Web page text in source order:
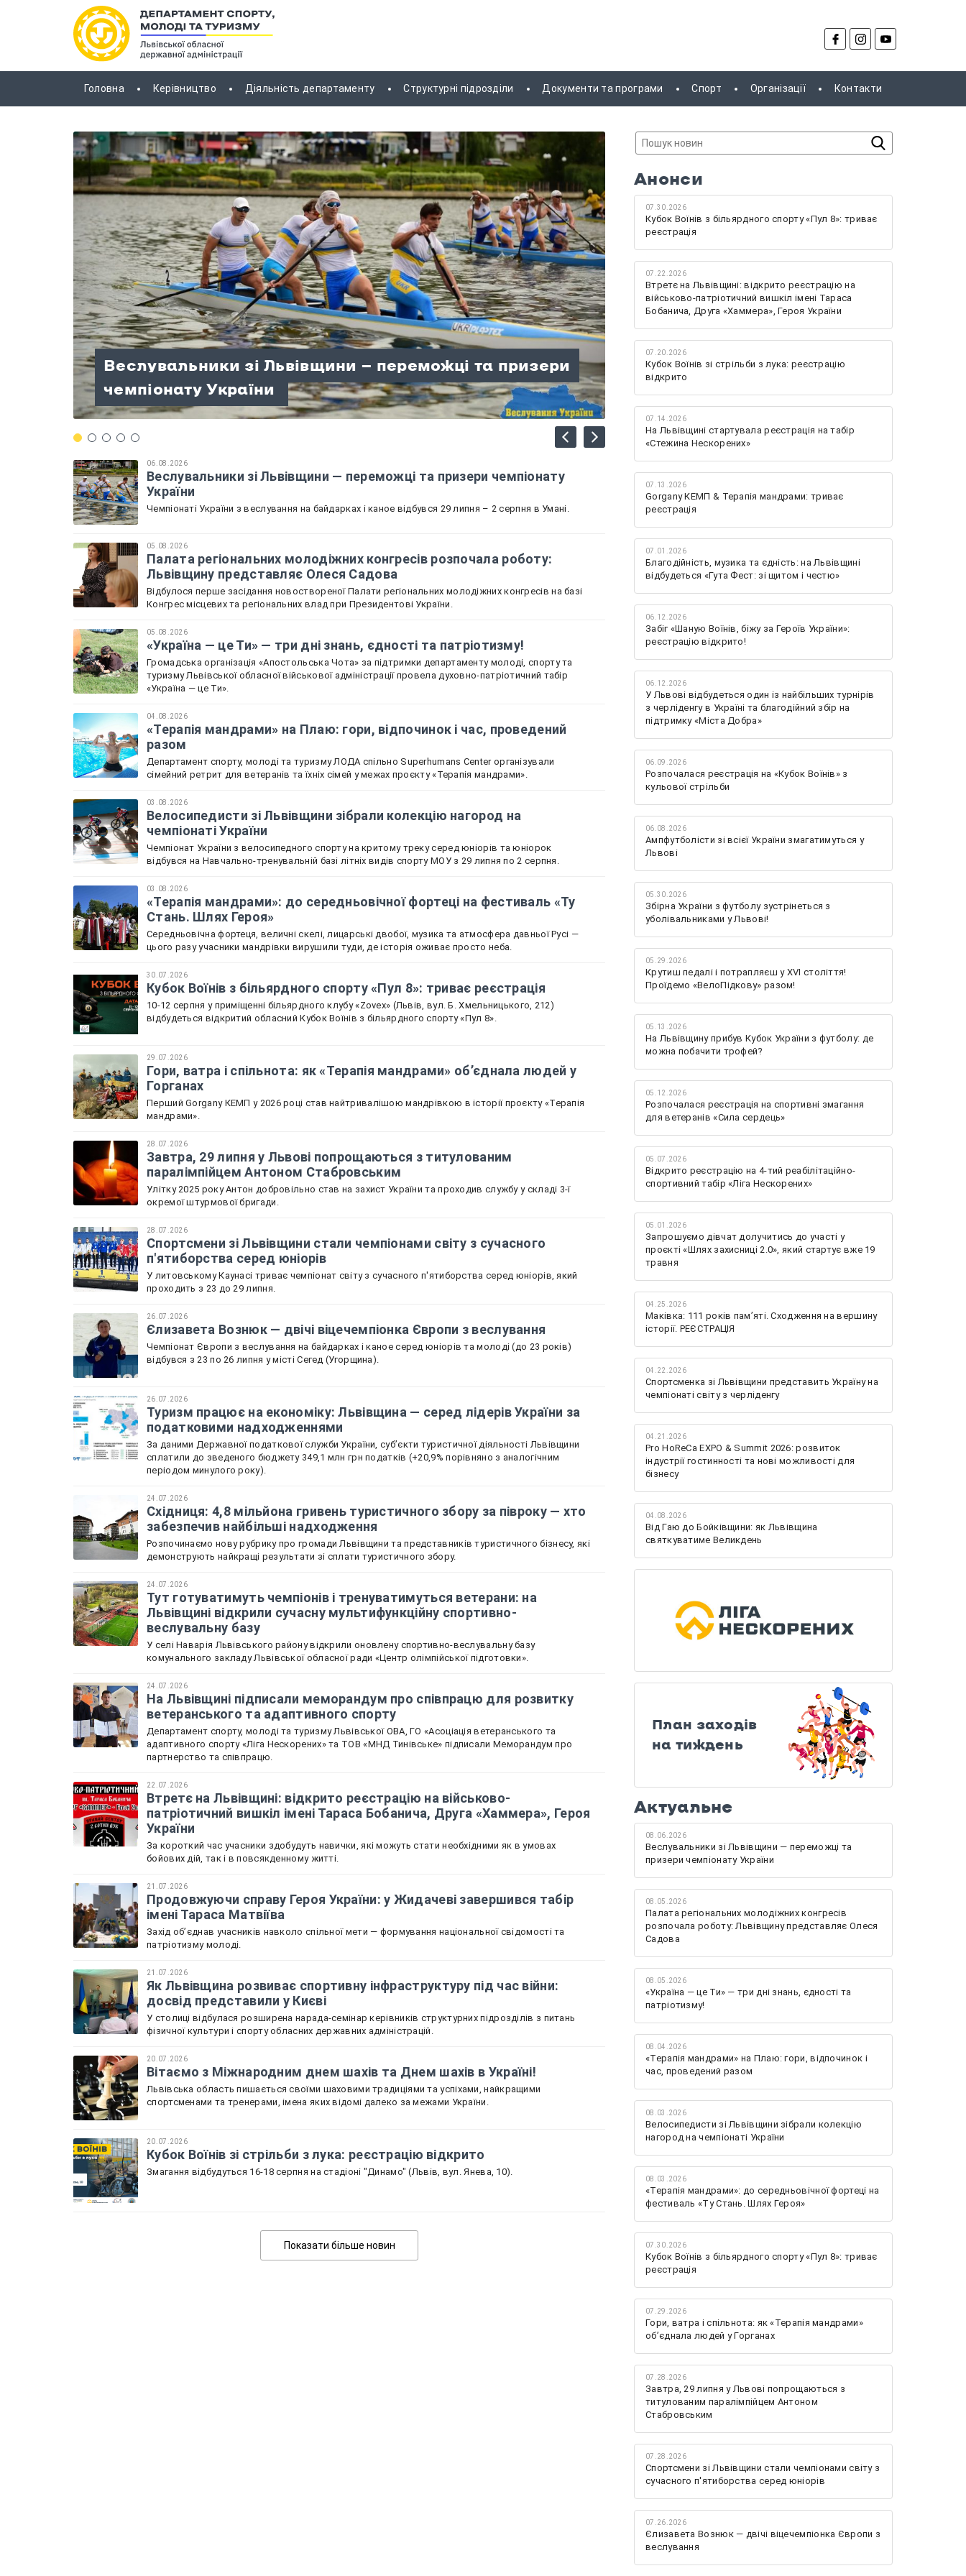
Головна Керівництво Діяльність департаменту Структурні підрозділи Документи та програми Спорт Організації Контакти
Веслувальники зі Львівщини — переможці та призери
чемпіонату України
Палата регіональних молодіжних конгресів
розпочала роботу: Львівщину представляє Олеся
Садова
«Україна — це Ти» — три дні знань, єдності та
патріотизму!
«Терапія мандрами» на Плаю: гори, відпочинок і час,
проведений разом
Велосипедисти зі Львівщини зібрали колекцію
нагород на чемпіонаті України
06.08.2026
Веслувальники зі Львівщини — переможці та призери чемпіонату
України
Чемпіонаті України з веслування на байдарках і каное відбувся 29 липня – 2 серпня в Умані.
05.08.2026
Палата регіональних молодіжних конгресів розпочала роботу:
Львівщину представляє Олеся Садова
Відбулося перше засідання новоствореної Палати регіональних молодіжних конгресів на базі
Конгрес місцевих та регіональних влад при Президентові України.
05.08.2026
«Україна — це Ти» — три дні знань, єдності та патріотизму!
Громадська організація «Апостольська Чота» за підтримки департаменту молоді, спорту та
туризму Львівської обласної військової адміністрації провела духовно-патріотичний табір
«Україна — це Ти».
04.08.2026
«Терапія мандрами» на Плаю: гори, відпочинок і час, проведений
разом
Департамент спорту, молоді та туризму ЛОДА спільно Superhumans Center організували
сімейний ретрит для ветеранів та їхніх сімей у межах проєкту «Терапія мандрами».
03.08.2026
Велосипедисти зі Львівщини зібрали колекцію нагород на
чемпіонаті України
Чемпіонат України з велосипедного спорту на критому треку серед юніорів та юніорок
відбувся на Навчально-тренувальній базі літніх видів спорту МОУ з 29 липня по 2 серпня.
03.08.2026
«Терапія мандрами»: до середньовічної фортеці на фестиваль «Ту
Стань. Шлях Героя»
Середньовічна фортеця, величні скелі, лицарські двобої, музика та атмосфера давньої Русі —
цього разу учасники мандрівки вирушили туди, де історія оживає просто неба.
30.07.2026
Кубок Воїнів з більярдного спорту «Пул 8»: триває реєстрація
10-12 серпня у приміщенні більярдного клубу «Zovex» (Львів, вул. Б. Хмельницького, 212)
відбудеться відкритий обласний Кубок Воїнів з більярдного спорту «Пул 8».
29.07.2026
Гори, ватра і спільнота: як «Терапія мандрами» об’єднала людей у
Горганах
Перший Gorgany КЕМП у 2026 році став найтривалішою мандрівкою в історії проєкту «Терапія
мандрами».
28.07.2026
Завтра, 29 липня у Львові попрощаються з титулованим
паралімпійцем Антоном Стабровським
Улітку 2025 року Антон добровільно став на захист України та проходив службу у складі 3-ї
окремої штурмової бригади.
28.07.2026
Спортсмени зі Львівщини стали чемпіонами світу з сучасного
п'ятиборства серед юніорів
У литовському Каунасі триває чемпіонат світу з сучасного п'ятиборства серед юніорів, який
проходить з 23 до 29 липня.
26.07.2026
Єлизавета Вознюк — двічі віцечемпіонка Європи з веслування
Чемпіонат Європи з веслування на байдарках і каное серед юніорів та молоді (до 23 років)
відбувся з 23 по 26 липня у місті Сегед (Угорщина).
26.07.2026
Туризм працює на економіку: Львівщина — серед лідерів України за
податковими надходженнями
За даними Державної податкової служби України, суб’єкти туристичної діяльності Львівщини
сплатили до зведеного бюджету 349,1 млн грн податків (+20,9% порівняно з аналогічним
періодом минулого року).
24.07.2026
Східниця: 4,8 мільйона гривень туристичного збору за півроку — хто
забезпечив найбільші надходження
Розпочинаємо нову рубрику про громади Львівщини та представників туристичного бізнесу, які
демонструють найкращі результати зі сплати туристичного збору.
24.07.2026
Тут готуватимуть чемпіонів і тренуватимуться ветерани: на
Львівщині відкрили сучасну мультифункційну спортивно-
веслувальну базу
У селі Наварія Львівського району відкрили оновлену спортивно-веслувальну базу
комунального закладу Львівської обласної ради «Центр олімпійської підготовки».
24.07.2026
На Львівщині підписали меморандум про співпрацю для розвитку
ветеранського та адаптивного спорту
Департамент спорту, молоді та туризму Львівської ОВА, ГО «Асоціація ветеранського та
адаптивного спорту «Ліга Нескорених» та ТОВ «МНД Тинівське» підписали Меморандум про
партнерство та співпрацю.
22.07.2026
Втретє на Львівщині: відкрито реєстрацію на військово-
патріотичний вишкіл імені Тараса Бобанича, Друга «Хаммера», Героя
України
За короткий час учасники здобудуть навички, які можуть стати необхідними як в умовах
бойових дій, так і в повсякденному житті.
21.07.2026
Продовжуючи справу Героя України: у Жидачеві завершився табір
імені Тараса Матвіїва
Захід обʼєднав учасників навколо спільної мети — формування національної свідомості та
патріотизму молоді.
21.07.2026
Як Львівщина розвиває спортивну інфраструктуру під час війни:
досвід представили у Києві
У столиці відбулася розширена нарада-семінар керівників структурних підрозділів з питань
фізичної культури і спорту обласних державних адміністрацій.
20.07.2026
Вітаємо з Міжнародним днем шахів та Днем шахів в Україні!
Львівська область пишається своїми шаховими традиціями та успіхами, найкращими
спортсменами та тренерами, імена яких відомі далеко за межами України.
20.07.2026
Кубок Воїнів зі стрільби з лука: реєстрацію відкрито
Змагання відбудуться 16-18 серпня на стадіоні "Динамо" (Львів, вул. Янева, 10).
Показати більше новин
Анонси
07.30.2026
Кубок Воїнів з більярдного спорту «Пул 8»: триває
реєстрація
07.22.2026
Втретє на Львівщині: відкрито реєстрацію на
військово-патріотичний вишкіл імені Тараса
Бобанича, Друга «Хаммера», Героя України
07.20.2026
Кубок Воїнів зі стрільби з лука: реєстрацію
відкрито
07.14.2026
На Львівщині стартувала реєстрація на табір
«Стежина Нескорених»
07.13.2026
Gorgany КЕМП & Терапія мандрами: триває
реєстрація
07.01.2026
Благодійність, музика та єдність: на Львівщині
відбудеться «Гута Фест: зі щитом і честю»
06.12.2026
Забіг «Шаную Воїнів, біжу за Героїв України»:
реєстрацію відкрито!
06.12.2026
У Львові відбудеться один із найбільших турнірів
з черліденгу в Україні та благодійний збір на
підтримку «Міста Добра»
06.09.2026
Розпочалася реєстрація на «Кубок Воїнів» з
кульової стрільби
06.08.2026
Ампфутболісти зі всієї України змагатимуться у
Львові
05.30.2026
Збірна України з футболу зустрінеться з
уболівальниками у Львові!
05.29.2026
Крутиш педалі і потрапляєш у XVI століття!
Проїдемо «ВелоПідкову» разом!
05.13.2026
На Львівщину прибув Кубок України з футболу: де
можна побачити трофей?
05.12.2026
Розпочалася реєстрація на спортивні змагання
для ветеранів «Сила сердець»
05.07.2026
Відкрито реєстрацію на 4-тий реабілітаційно-
спортивний табір «Ліга Нескорених»
05.01.2026
Запрошуємо дівчат долучитись до участі у
проєкті «Шлях захисниці 2.0», який стартує вже 19
травня
04.25.2026
Маківка: 111 років пам’яті. Сходження на вершину
історії. РЕЄСТРАЦІЯ
04.22.2026
Спортсменка зі Львівщини представить Україну на
чемпіонаті світу з черліденгу
04.21.2026
Pro HoReCa EXPO & Summit 2026: розвиток
індустрії гостинності та нові можливості для
бізнесу
04.08.2026
Від Гаю до Бойківщини: як Львівщина
святкуватиме Великдень
План заходів
на тиждень
Актуальне
08.06.2026
Веслувальники зі Львівщини — переможці та
призери чемпіонату України
08.05.2026
Палата регіональних молодіжних конгресів
розпочала роботу: Львівщину представляє Олеся
Садова
08.05.2026
«Україна — це Ти» — три дні знань, єдності та
патріотизму!
08.04.2026
«Терапія мандрами» на Плаю: гори, відпочинок і
час, проведений разом
08.03.2026
Велосипедисти зі Львівщини зібрали колекцію
нагород на чемпіонаті України
08.03.2026
«Терапія мандрами»: до середньовічної фортеці на
фестиваль «Ту Стань. Шлях Героя»
07.30.2026
Кубок Воїнів з більярдного спорту «Пул 8»: триває
реєстрація
07.29.2026
Гори, ватра і спільнота: як «Терапія мандрами»
об’єднала людей у Горганах
07.28.2026
Завтра, 29 липня у Львові попрощаються з
титулованим паралімпійцем Антоном
Стабровським
07.28.2026
Спортсмени зі Львівщини стали чемпіонами світу з
сучасного п'ятиборства серед юніорів
07.26.2026
Єлизавета Вознюк — двічі віцечемпіонка Європи з
веслування